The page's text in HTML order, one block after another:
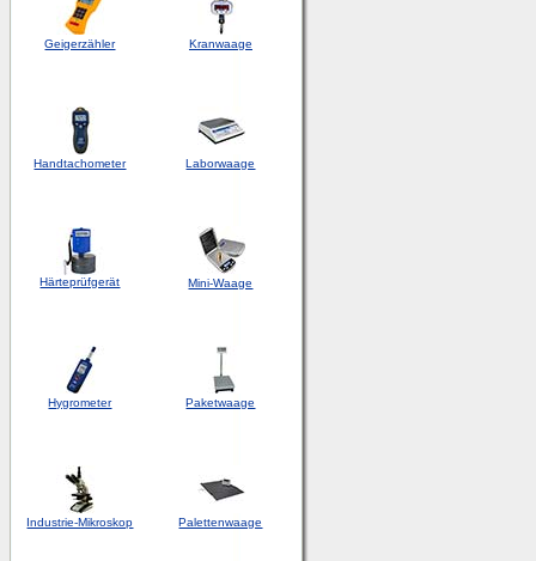
Geigerzähler Kranwaage
Handtachometer Laborwaage
Härteprüfgerät Mini-Waage
Hygrometer Paketwaage
Industrie-Mikroskop Palettenwaage